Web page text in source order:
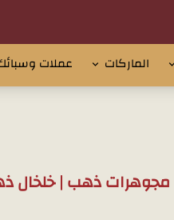
الماركات عملات
مجوهرات ذهب | خلخال